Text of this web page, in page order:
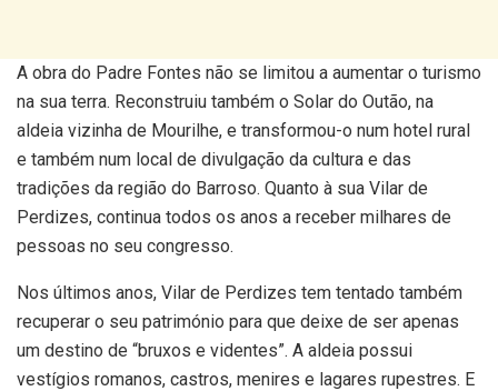
A obra do Padre Fontes não se limitou a aumentar o turismo
na sua terra. Reconstruiu também o Solar do Outão, na
aldeia vizinha de Mourilhe, e transformou-o num hotel rural
e também num local de divulgação da cultura e das
tradições da região do Barroso. Quanto à sua Vilar de
Perdizes, continua todos os anos a receber milhares de
pessoas no seu congresso.
Nos últimos anos, Vilar de Perdizes tem tentado também
recuperar o seu património para que deixe de ser apenas
um destino de “bruxos e videntes”. A aldeia possui
vestígios romanos, castros, menires e lagares rupestres. E